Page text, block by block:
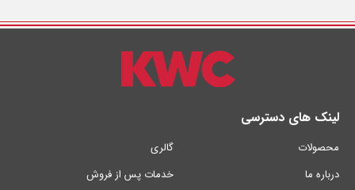
لینک های دسترسی
محصولات
درباره ما
گالری
خدمات پس از فروش